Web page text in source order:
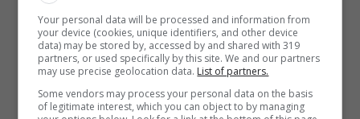
tematica esclusivacon laguida di un
egittologo, dal titolo“Prospettive di
viaggio tra corpo e anima”. La visita
guidata dureràun’ora.
Your personal data will be processed and information from
your device (cookies, unique identifiers, and other device
data) may be stored by, accessed by and shared with 319
partners, or used specifically by this site. We and our partners
may use precise geolocation data. List of partners.
Some vendors may process your personal data on the basis
of legitimate interest, which you can object to by managing